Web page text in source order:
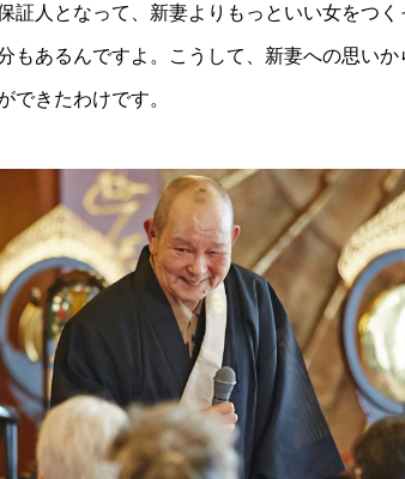
証人となって、新妻よりもっといい女をつ
もあるんですよ。こうして、新妻への思い
できたわけです。